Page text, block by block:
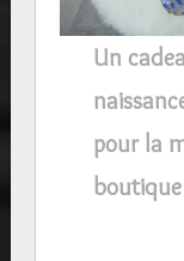
Un
pour la